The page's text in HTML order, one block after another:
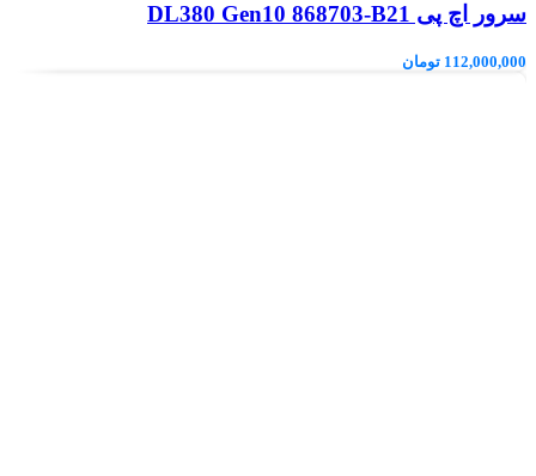
سرور اچ پی DL380 Gen10 868703-B21
112,000,000 تومان